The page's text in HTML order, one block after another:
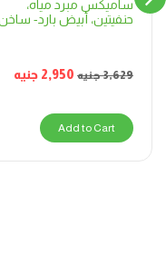
ساميكس مبرد مياه،
حنفيتين، أبيض بارد-
3,629جنيه 2,950 جنيه
Add to Cart